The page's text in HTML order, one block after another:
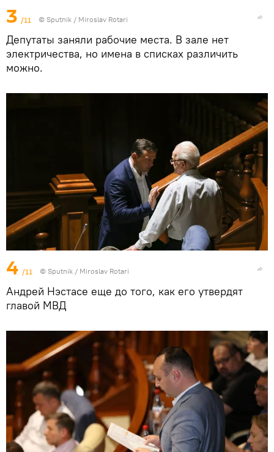
3 /11 © Sputnik / Miroslav Rotari
Депутаты заняли рабочие места. В зале нет
электричества, но имена в списках различить
можно.
4 /11 © Sputnik / Miroslav Rotari
Андрей Нэстасе еще до того, как его утвердят
главой МВД